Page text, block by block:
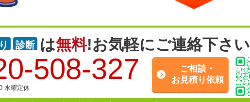
診断 は無料!お気軽にご連絡下さ
508-327
水曜定休
ご相談・
お見積り依頼